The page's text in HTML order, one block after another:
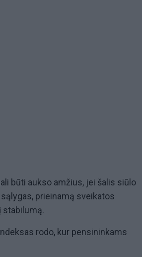
būti aukso amžius, jei šalis siūlo
prieinamą sveikatos
stabilumą.
rodo, kur pensininkams